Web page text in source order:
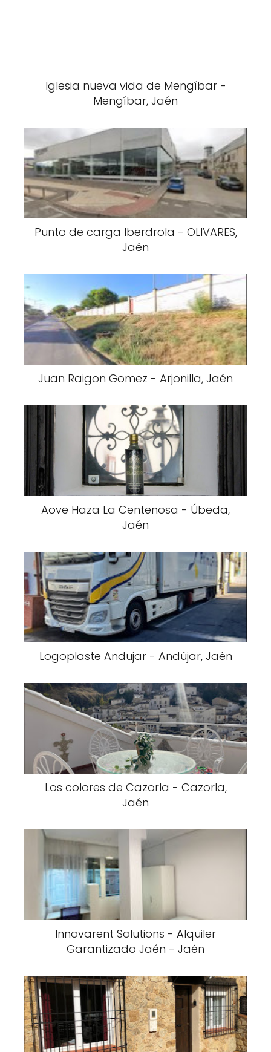
Iglesia nueva vida de Mengíbar -
Mengíbar, Jaén
Punto de carga Iberdrola - OLIVARES,
Jaén
Juan Raigon Gomez - Arjonilla, Jaén
Aove Haza La Centenosa - Úbeda,
Jaén
Logoplaste Andujar - Andújar, Jaén
Los colores de Cazorla - Cazorla,
Jaén
Innovarent Solutions - Alquiler
Garantizado Jaén - Jaén